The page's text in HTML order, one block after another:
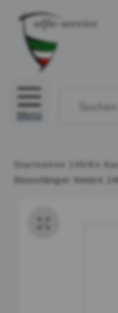
Menü
Startseite » »
Stossfänger hinten